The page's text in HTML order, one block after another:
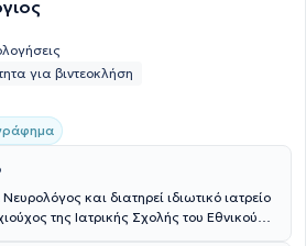
για βιντεοκλήση
Νευρολόγος και διατηρεί ιδιωτικό ιατρείο
της Ιατρικής Σχολής του Εθνικού